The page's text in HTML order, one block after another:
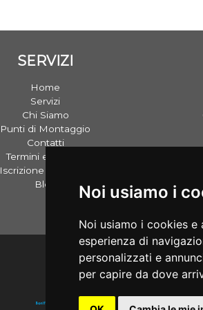
Noi usiamo i
Noi usiamo i cookies
esperienza di
personalizzati e
per capire da dove
SERVIZI
Home
Servizi
Chi Siamo
Punti di Montaggio
Contatti
Termini e Privacy
Iscrizione Gommisti
Blog